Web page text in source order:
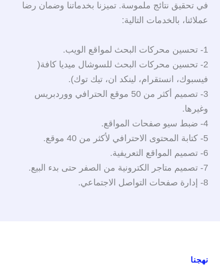
في تحقيق نتائج ملموسة. تميزنا بخدماتنا وضمان رضا
عملائنا، بالخدمات التالية:
1- تحسين محركات البحث لمواقع الويب.
2- تحسين محركات البحث للسوشال ميديا كافة(
فيسبوك، انستقرام، لينكد ان، تيك توك).
3- تصميم أكثر من 50 موقع الحترافي ووردبريس
وغيرها.
4- ضبط سيو صفحات المواقع.
5- كتابة المحتوى الاحترافي لأكثر من 40 موقع.
6- تصميم المواقع التعريفية.
7- تصميم متاجر الكترونية من الصفر حتى بدء البيع.
8- إدارة صفحات التواصل الاجتماعي.
نهجنا